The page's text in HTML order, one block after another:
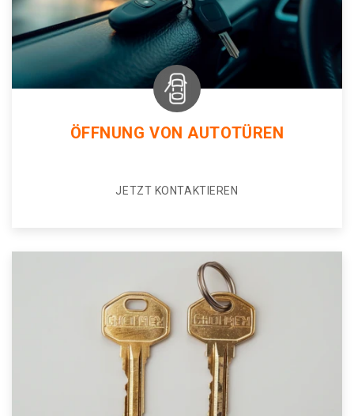
ÖFFNUNG VON AUTOTÜREN
JETZT KONTAKTIEREN